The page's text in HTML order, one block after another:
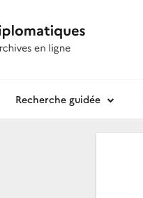
Recherche guidée